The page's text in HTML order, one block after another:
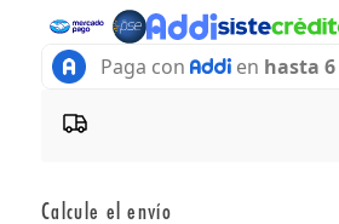
Calcule el envío